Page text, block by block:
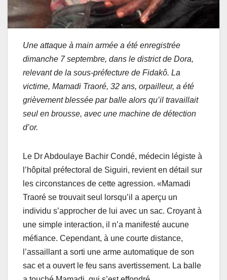
Une attaque à main armée a été enregistrée
dimanche 7 septembre, dans le district de Dora,
relevant de la sous-préfecture de Fidakô. La
victime, Mamadi Traoré, 32 ans, orpailleur, a été
grièvement blessée par balle alors qu’il travaillait
seul en brousse, avec une machine de détection
d’or.
Le Dr Abdoulaye Bachir Condé, médecin légiste à
l’hôpital préfectoral de Siguiri, revient en détail sur
les circonstances de cette agression. «Mamadi
Traoré se trouvait seul lorsqu’il a aperçu un
individu s’approcher de lui avec un sac. Croyant à
une simple interaction, il n’a manifesté aucune
méfiance. Cependant, à une courte distance,
l’assaillant a sorti une arme automatique de son
sac et a ouvert le feu sans avertissement. La balle